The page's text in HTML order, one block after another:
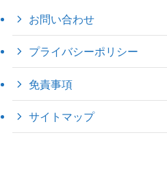
お問い合わせ
プライバシーポリシー
免責事項
サイトマップ